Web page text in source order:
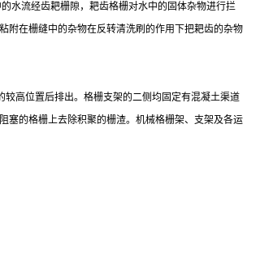
水流经齿耙栅隙，耙齿格栅对水中的固体杂物进行拦
附在栅缝中的杂物在反转清洗刷的作用下把耙齿的杂物
高位置后排出。格栅支架的二侧均固定有混凝土渠道
塞的格栅上去除积聚的栅渣。机械格栅架、支架及各运